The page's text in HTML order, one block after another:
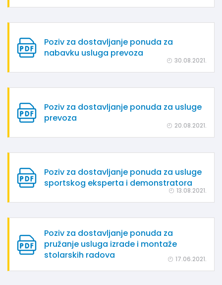
Poziv za dostavljanje ponuda za
nabavku usluga prevoza
30.08.2021.
Poziv za dostavljanje ponuda za usluge
prevoza
20.08.2021.
Poziv za dostavljanje ponuda za usluge
sportskog eksperta i demonstratora
13.08.2021.
Poziv za dostavljanje ponuda za
pružanje usluga izrade i montaže
stolarskih radova
17.06.2021.